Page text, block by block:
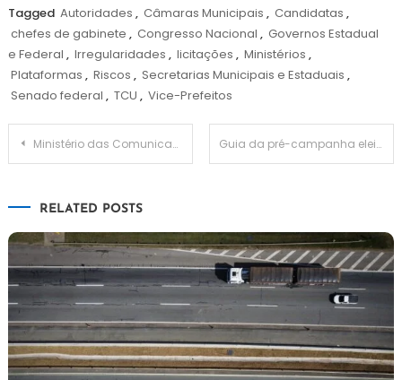
Tagged Autoridades , Câmaras Municipais , Candidatas ,
chefes de gabinete , Congresso Nacional , Governos Estadual
e Federal , Irregularidades , licitações , Ministérios ,
Plataformas , Riscos , Secretarias Municipais e Estaduais ,
Senado federal , TCU , Vice-Prefeitos
Navegação
Ministério das Comunicações divulga aplicações em conectividade no Maranhão e no Pará Guia da pré-campanha eleições 2024: Do conceito de pesquisa eleitoral!
RELATED POSTS